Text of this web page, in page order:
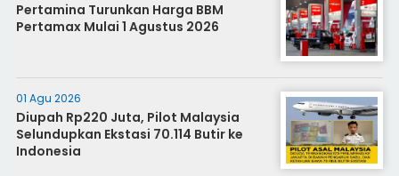
Pertamina Turunkan Harga BBM
Pertamax Mulai 1 Agustus 2026
01 Agu 2026
Diupah Rp220 Juta, Pilot Malaysia
Selundupkan Ekstasi 70.114 Butir ke
Indonesia